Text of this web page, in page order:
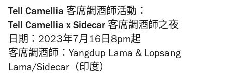
Tell Camellia 客席調酒師活動：
Tell Camellia x Sidecar 客席調酒師之夜
日期：2023年7月16日8pm起
客席調酒師：Yangdup Lama & Lopsang
Lama/Sidecar（印度）